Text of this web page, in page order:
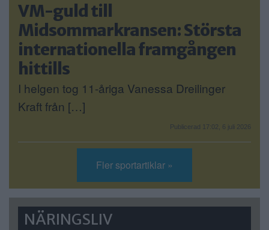
VM-guld till
Midsommarkransen: Största
internationella framgången
hittills
I helgen tog 11-åriga Vanessa Dreilinger
Kraft från […]
Publicerad 17:02, 6 juli 2026
Fler sportartiklar »
NÄRINGSLIV